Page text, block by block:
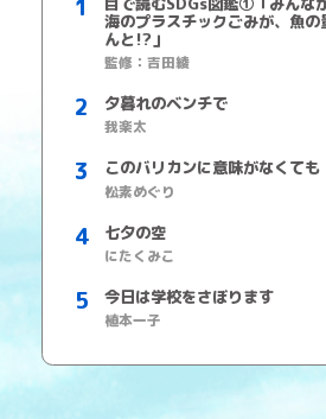
海のプラスチックごみが、魚の
んと!?」
監修：吉田綾
夕暮れのベンチで
我楽太
このバリカンに意味がなくても
松素めぐり
七夕の空
にたくみこ
今日は学校をさぼります
植本一子